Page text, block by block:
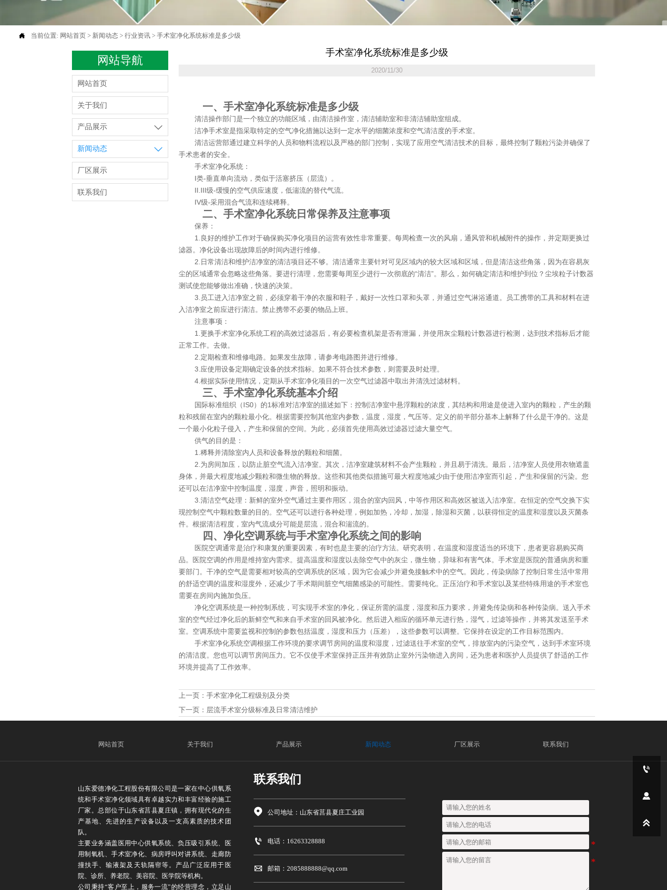
 当前位置: 网站首页> 新闻动态> 行业资讯> 手术室净化系统标准是多少级
网站导航
网站首页
关于我们
产品展示 
新闻动态 
厂区展示
联系我们
手术室净化系统标准是多少级
2020/11/30
一、手术室净化系统标准是多少级
清洁操作部门是一个独立的功能区域，由清洁操作室，清洁辅助室和非清洁辅助室组成。
洁净手术室是指采取特定的空气净化措施以达到一定水平的细菌浓度和空气清洁度的手术室。
清洁运营部通过建立科学的人员和物料流程以及严格的部门控制，实现了应用空气清洁技术的目标，最终控制了颗粒污染并确保了
手术患者的安全。
手术室净化系统：
I类-垂直单向流动，类似于活塞挤压（层流）。
II.III级-缓慢的空气供应速度，低湍流的替代气流。
IV级-采用混合气流和连续稀释。
二、手术室净化系统日常保养及注意事项
保养：
1.良好的维护工作对于确保购买净化项目的运营有效性非常重要。每周检查一次的风扇，通风管和机械附件的操作，并定期更换过
滤器。净化设备出现故障后的时间内进行维修。
2.日常清洁和维护洁净室的清洁项目还不够。清洁通常主要针对可见区域内的较大区域和区域，但是清洁这些角落，因为在容易灰
尘的区域通常会忽略这些角落。要进行清理，您需要每周至少进行一次彻底的“清洁”。那么，如何确定清洁和维护到位？尘埃粒子计数器
测试使您能够做出准确，快速的决策。
3.员工进入洁净室之前，必须穿着干净的衣服和鞋子，戴好一次性口罩和头罩，并通过空气淋浴通道。员工携带的工具和材料在进
入洁净室之前应进行清洁。禁止携带不必要的物品上班。
注意事项：
1.更换手术室净化系统工程的高效过滤器后，有必要检查机架是否有泄漏，并使用灰尘颗粒计数器进行检测，达到技术指标后才能
正常工作。去做。
2.定期检查和维修电路。如果发生故障，请参考电路图并进行维修。
3.应使用设备定期确定设备的技术指标。如果不符合技术参数，则需要及时处理。
4.根据实际使用情况，定期从手术室净化项目的一次空气过滤器中取出并清洗过滤材料。
三、手术室净化系统基本介绍
国际标准组织（IS0）的1标准对洁净室的描述如下：控制洁净室中悬浮颗粒的浓度，其结构和用途是使进入室内的颗粒，产生的颗
粒和残留在室内的颗粒最小化。根据需要控制其他室内参数，温度，湿度，气压等。定义的前半部分基本上解释了什么是干净的。这是
一个最小化粒子侵入，产生和保留的空间。为此，必须首先使用高效过滤器过滤大量空气。
供气的目的是：
1.稀释并清除室内人员和设备释放的颗粒和细菌。
2.为房间加压，以防止脏空气流入洁净室。其次，洁净室建筑材料不会产生颗粒，并且易于清洗。最后，洁净室人员使用衣物遮盖
身体，并最大程度地减少颗粒和微生物的释放。这些和其他类似措施可最大程度地减少由于使用洁净室而引起，产生和保留的污染。您
还可以在洁净室中控制温度，湿度，声音，照明和振动。
3.清洁空气处理：新鲜的室外空气通过主要作用区，混合的室内回风，中等作用区和高效区被送入洁净室。在恒定的空气交换下实
现控制空气中颗粒数量的目的。空气还可以进行各种处理，例如加热，冷却，加湿，除湿和灭菌，以获得恒定的温度和湿度以及灭菌条
件。根据清洁程度，室内气流成分可能是层流，混合和湍流的。
四、净化空调系统与手术室净化系统之间的影响
医院空调通常是治疗和康复的重要因素，有时也是主要的治疗方法。研究表明，在温度和湿度适当的环境下，患者更容易购买商
品。医院空调的作用是维持室内需求。提高温度和湿度以去除空气中的灰尘，微生物，异味和有害气体。手术室是医院的普通病房和重
要部门。干净的空气是需要相对较高的空调系统的区域，因为它会减少并避免接触术中的空气。因此，传染病除了控制日常生活中常用
的舒适空调的温度和湿度外，还减少了手术期间脏空气细菌感染的可能性。需要纯化。正压治疗和手术室以及某些特殊用途的手术室也
需要在房间内施加负压。
净化空调系统是一种控制系统，可实现手术室的净化，保证所需的温度，湿度和压力要求，并避免传染病和各种传染病。送入手术
室的空气经过净化后的新鲜空气和来自手术室的回风被净化。然后进入相应的循环单元进行热，湿气，过滤等操作，并将其发送至手术
室。空调系统中需要监视和控制的参数包括温度，湿度和压力（压差），这些参数可以调整。它保持在设定的工作目标范围内。
手术室净化系统空调根据工作环境的要求调节房间的温度和湿度，过滤送往手术室的空气，排放室内的污染空气，达到手术室环境
的清洁度。您也可以调节房间压力。它不仅使手术室保持正压并有效防止室外污染物进入房间，还为患者和医护人员提供了舒适的工作
环境并提高了工作效率。
上一页：手术室净化工程级别及分类
下一页： 层流手术室分级标准及日常清洁维护
网站首页 关于我们 产品展示 新闻动态 厂区展示 联系我们
山东爱德净化工程股份有限公司是一家在中心供氧系
统和手术室净化领域具有卓越实力和丰富经验的施工
厂家。总部位于山东省莒县夏庄镇，拥有现代化的生
产基地、先进的生产设备以及一支高素质的技术团
队。
主要业务涵盖医用中心供氧系统、负压吸引系统、医
用制氧机、手术室净化、病房呼叫对讲系统、走廊防
撞扶手、输液架及天轨隔帘等。产品广泛应用于医
院、诊所、养老院、美容院、医学院等机构。
公司秉持“客户至上，服务一流”的经营理念，立足山
联系我们
 公司地址：山东省莒县夏庄工业园
 电话：16263328888
 邮箱：2085888888@qq.com


